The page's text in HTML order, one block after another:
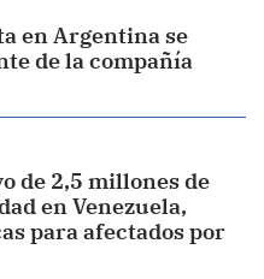
en Argentina se
de la compañía
de 2,5 millones de
en Venezuela,
para afectados por